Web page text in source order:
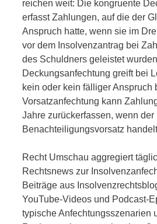
reichen weit: Die kongruente
erfasst Zahlungen, auf die der
Anspruch hatte, wenn sie im
vor dem Insolvenzantrag bei
des Schuldners geleistet
Deckungsanfechtung greift bei
kein oder kein fälliger Anspruch
Vorsatzanfechtung kann
Jahre zurückerfassen, wenn
Benachteiligungsvorsatz
Recht Umschau aggregiert
Rechtsnews zur
Beiträge aus
YouTube-Videos und Podcast-
typische Anfechtungsszenarien